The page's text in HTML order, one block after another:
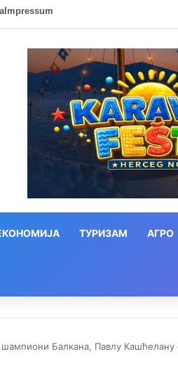
Impressum
ТУРИЗАМ АГРО
Балкана, Павлу Кашћелану